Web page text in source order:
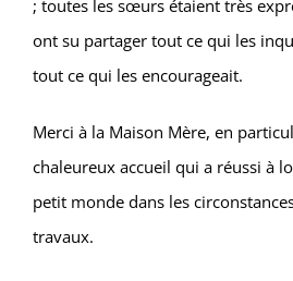
; toutes les sœurs étaient très
ont su partager tout ce qui les
tout ce qui les encourageait.
Merci à la Maison Mère, en
chaleureux accueil qui a réussi à
petit monde dans les
travaux.